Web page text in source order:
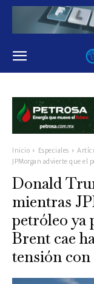
Inicio Especiales
JPMorgan advierte que el
Donald
mientras
petróleo ya
Brent cae
tensión